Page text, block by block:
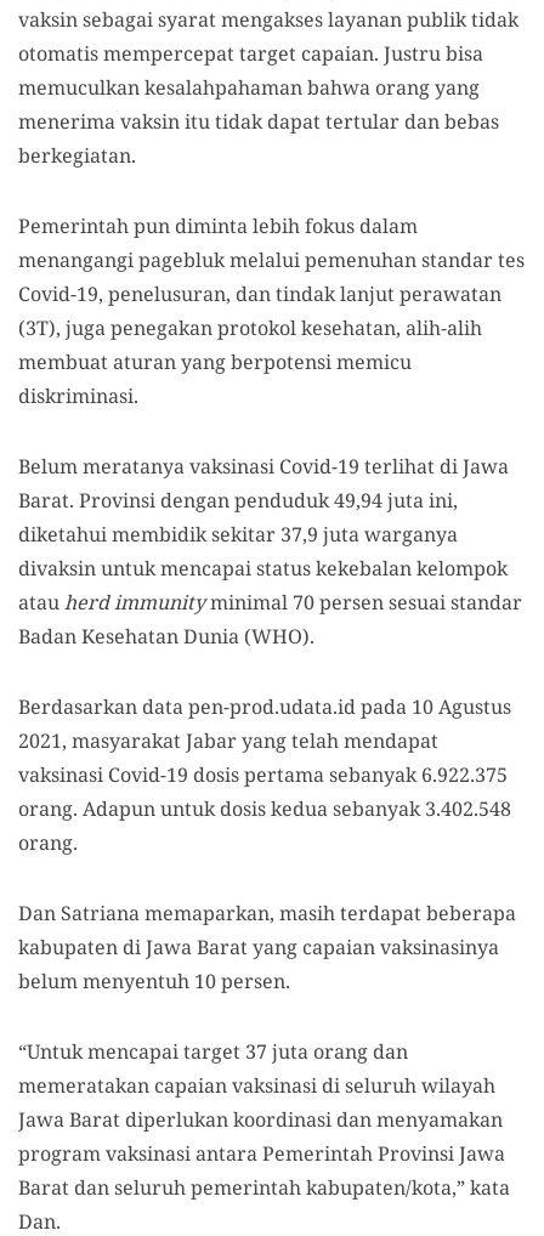
vaksin sebagai syarat mengakses layanan publik tidak
otomatis mempercepat target capaian. Justru bisa
memuculkan kesalahpahaman bahwa orang yang
menerima vaksin itu tidak dapat tertular dan bebas
berkegiatan.
Pemerintah pun diminta lebih fokus dalam
menangangi pagebluk melalui pemenuhan standar tes
Covid-19, penelusuran, dan tindak lanjut perawatan
(3T), juga penegakan protokol kesehatan, alih-alih
membuat aturan yang berpotensi memicu
diskriminasi.
Belum meratanya vaksinasi Covid-19 terlihat di Jawa
Barat. Provinsi dengan penduduk 49,94 juta ini,
diketahui membidik sekitar 37,9 juta warganya
divaksin untuk mencapai status kekebalan kelompok
atauherd immunityminimal 70 persen sesuai standar
Badan Kesehatan Dunia (WHO).
Berdasarkan data pen-prod.udata.id pada 10 Agustus
2021, masyarakat Jabar yang telah mendapat
vaksinasi Covid-19 dosis pertama sebanyak 6.922.375
orang. Adapun untuk dosis kedua sebanyak 3.402.548
orang.
Dan Satriana memaparkan, masih terdapat beberapa
kabupaten di Jawa Barat yang capaian vaksinasinya
belum menyentuh 10 persen.
“Untuk mencapai target 37 juta orang dan
memeratakan capaian vaksinasi di seluruh wilayah
Jawa Barat diperlukan koordinasi dan menyamakan
program vaksinasi antara Pemerintah Provinsi Jawa
Barat dan seluruh pemerintah kabupaten/kota,” kata
Dan.